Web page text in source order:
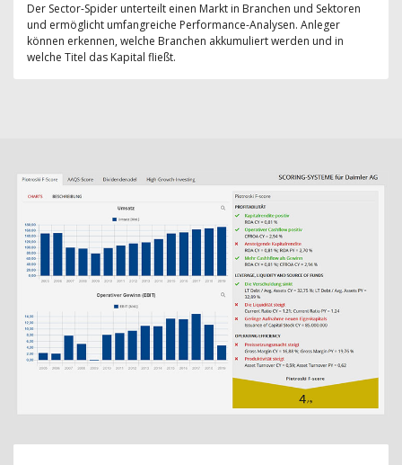
Der Sector-Spider unterteilt einen Markt in Branchen und Sektoren
und ermöglicht umfangreiche Performance-Analysen. Anleger
können erkennen, welche Branchen akkumuliert werden und in
welche Titel das Kapital fließt.